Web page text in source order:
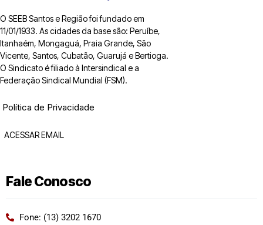
O SEEB Santos e Região foi fundado em
11/01/1933. As cidades da base são: Peruíbe,
Itanhaém, Mongaguá, Praia Grande, São
Vicente, Santos, Cubatão, Guarujá e Bertioga.
O Sindicato é filiado à Intersindical e a
Federação Sindical Mundial (FSM).
Política de Privacidade
ACESSAR EMAIL
Fale Conosco
Fone: (13) 3202 1670